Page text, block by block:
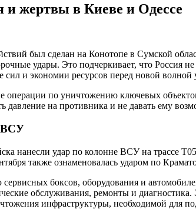
жертвы в Киеве и Одессе
был сделан на Конотопе в Сумской
удары. Это подчеркивает, что Россия
сил и экономии ресурсов перед новой
операции по уничтожению ключевых
на противника и не давать ему
ВСУ
нанесли удар по колонне ВСУ на трассе
также ознаменовалась ударом по
боксов, оборудования и
обслуживания, ремонты и
инфраструктуры, необходимой для